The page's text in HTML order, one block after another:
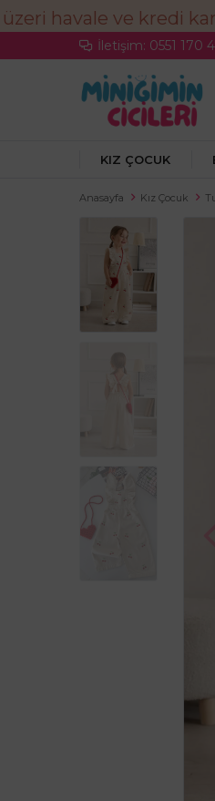
İletişim: 0551 170
KIZ ÇOCUK
Anasayfa Kız Çocuk